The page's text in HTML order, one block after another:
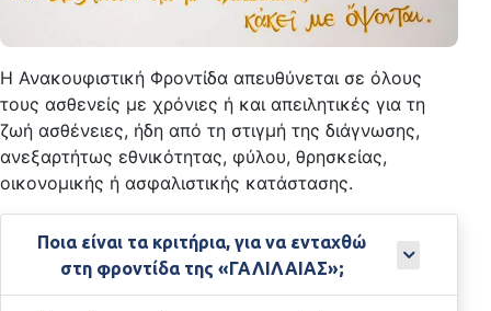
Η Ανακουφιστική Φροντίδα απευθύνεται σε όλους
τους ασθενείς με χρόνιες ή και απειλητικές για τη
ζωή ασθένειες, ήδη από τη στιγμή της διάγνωσης,
ανεξαρτήτως εθνικότητας, φύλου, θρησκείας,
οικονομικής ή ασφαλιστικής κατάστασης.
Ποια είναι τα κριτήρια, για να ενταχθώ
στη φροντίδα της «ΓΑΛΙΛΑΙΑΣ»;